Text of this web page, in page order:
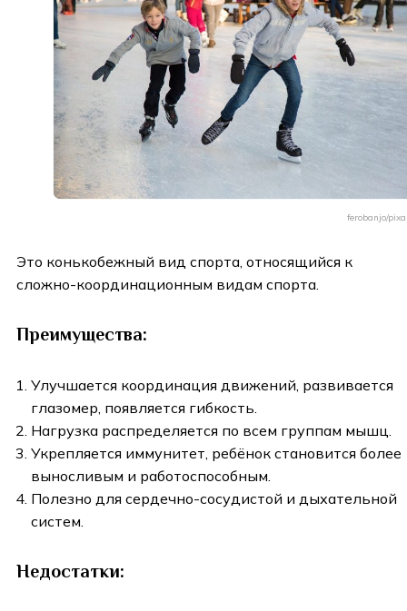
ferobanjo/
Это конькобежный вид спорта, относящийся к
сложно-координационным видам спорта.
Преимущества:
Улучшается координация движений, развивается
глазомер, появляется гибкость.
Нагрузка распределяется по всем группам мышц.
Укрепляется иммунитет, ребёнок становится более
выносливым и работоспособным.
Полезно для сердечно-сосудистой и дыхательной
систем.
Недостатки: